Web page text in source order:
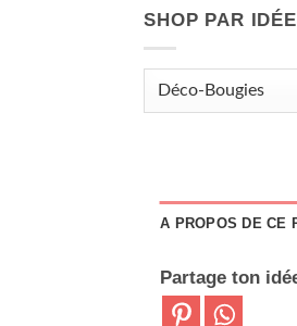
SHOP PAR
A PROPOS DE CE
Partage ton